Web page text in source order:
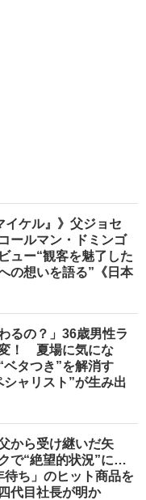
イケル』》父ジョセ
ールマン・ドミンゴ
ュー“観客を魅了した
の想いを語る”《日本
るの？」36歳男性ラ
！ 夏場に気にな
ベタつき”を解消す
ャリスト”が生み出
から受け継いだ矢
で“絶望的状況”に…
ち」のヒット商品を
代目社長が明か